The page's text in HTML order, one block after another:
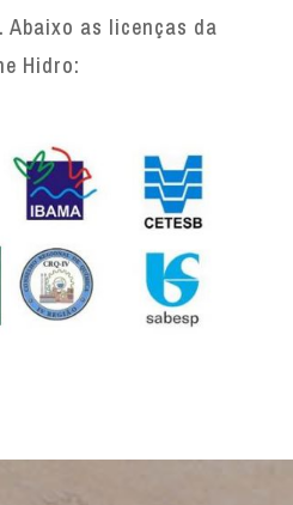
Abaixo as licenças da
Hidro: